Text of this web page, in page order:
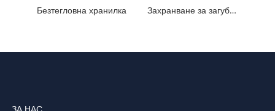
Безтегловна хранилка Захранване за загуба при тегло за непрекъснати процеси
ЗА НАС